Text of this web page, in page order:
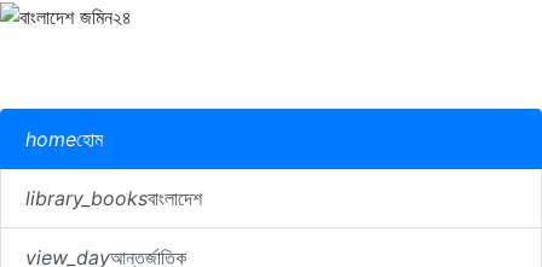
homeহোম
library_booksবাংলাদেশ
view_dayআন্তর্জাতিক